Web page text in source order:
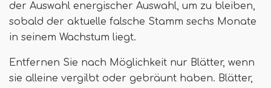
der Auswahl energischer Auswahl, um zu bleiben,
sobald der aktuelle falsche Stamm sechs Monate
in seinem Wachstum liegt.
Entfernen Sie nach Möglichkeit nur Blätter, wenn
sie alleine vergilbt oder gebräunt haben. Blätter,